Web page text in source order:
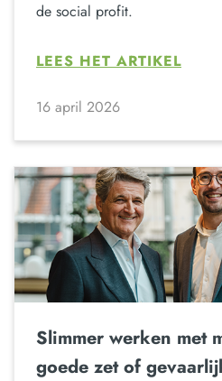
de social profit.
LEES HET ARTIKEL
16 april 2026
Slimmer werken met
goede zet of